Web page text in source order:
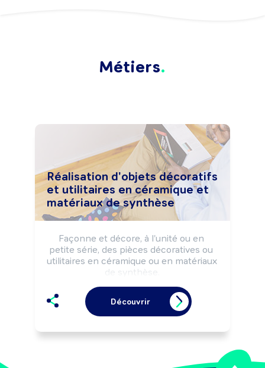
Métiers
Réalisation d'objets décoratifs
et utilitaires en céramique et
matériaux de synthèse
Façonne et décore, à l'unité ou en
petite série, des pièces décoratives ou
utilitaires en céramique ou en matériaux
de synthèse.
pièces façonnées et réaliser la
restauration de pièces anciennes.
Peut transmettre son savoir-faire.
structure.
Découvrir